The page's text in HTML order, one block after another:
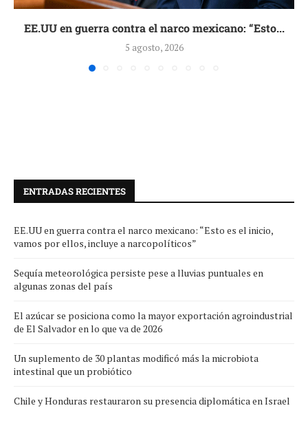
EE.UU en guerra contra el narco mexicano: “Esto...
5 agosto, 2026
ENTRADAS RECIENTES
EE.UU en guerra contra el narco mexicano: “Esto es el inicio,
vamos por ellos, incluye a narcopolíticos”
Sequía meteorológica persiste pese a lluvias puntuales en
algunas zonas del país
El azúcar se posiciona como la mayor exportación agroindustrial
de El Salvador en lo que va de 2026
Un suplemento de 30 plantas modificó más la microbiota
intestinal que un probiótico
Chile y Honduras restauraron su presencia diplomática en Israel